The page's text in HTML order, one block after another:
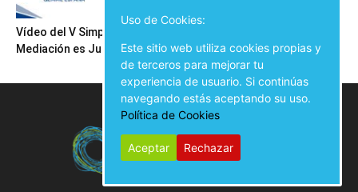
Vídeo del V Simposio
Mediación es Justicia
Mediación es Justicia
Uso de Cookies:
Este sitio web utiliza cookies propias y
de terceros para mejorar tu
experiencia de usuario. Si continúas
navegando estás aceptando su uso.
Política de Cookies
Aceptar Rechazar